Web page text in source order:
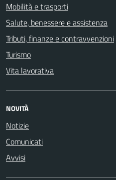
Mobilità e trasporti
Salute, benessere e assistenza
Tributi, finanze e contravvenzioni
Turismo
Vita lavorativa
NOVITÀ
Notizie
Comunicati
Avvisi